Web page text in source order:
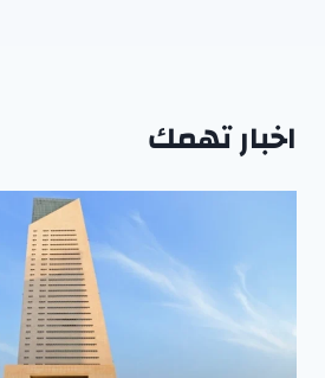
اخبار تهمك